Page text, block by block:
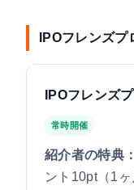
IPOフレンズプ
IPOフレンズ
常時開催
紹介者の特典：
ント10pt（1